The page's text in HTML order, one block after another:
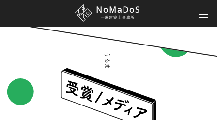
NoMaDoS
一級建築士事務所